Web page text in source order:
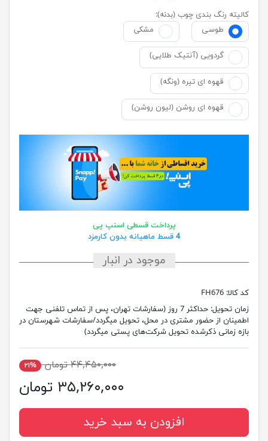
کالیته رنگ بندی چوب (بدنه):
طوسی
مشکی
گردویی (آنتیک طلایی)
قهوه ای تیره (ونگه)
قهوه ای روشن (لیون روشن)
پرداخت قسطی اسنپ پی
4 قسط ماهیانه بدون کارمزد
موجود در انبار
کد کالا: FH676
زمان تحویل:
حداکثر 7 روز (سفارشات تهران، پس از تماس تلفنی جهت
اطمینان از حضور مشتری در محل، تحویل میگردد/سفارشات شهرستان در
بازه زمانی ذکرشده تحویل شرکت‌های پستی میگردد)
۴۴,۴۵۰,۰۰۰ تومان ۲۱%
۳۵,۲۶۰,۰۰۰ تومان
افزودن به سبد خرید